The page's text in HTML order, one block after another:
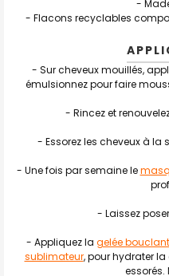
-
- Flacons recyclables
- Sur cheveux mouillés,
émulsionnez pour faire
- Rincez et
- Essorez les cheveux à la
- Une fois par semaine le
- Laissez
- Appliquez la gelée
sublimateur, pour hydrater
essorés.